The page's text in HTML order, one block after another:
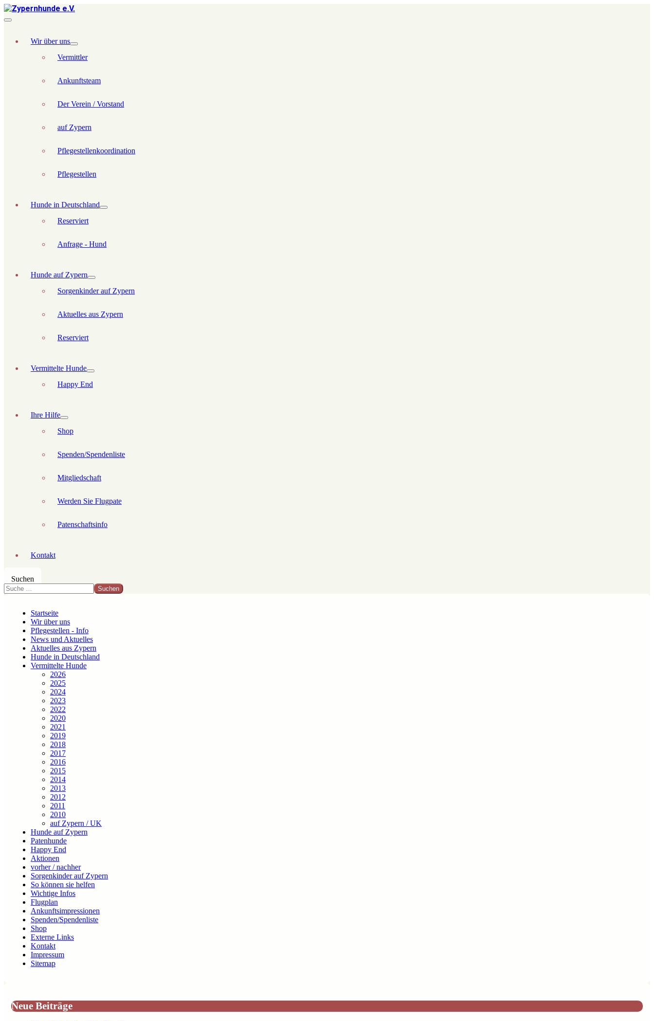
Wir über uns
Vermittler
Ankunftsteam
Der Verein / Vorstand
auf Zypern
Pflegestellenkoordination
Pflegestellen
Hunde in Deutschland
Reserviert
Anfrage - Hund
Hunde auf Zypern
Sorgenkinder auf Zypern
Aktuelles aus Zypern
Reserviert
Vermittelte Hunde
Happy End
Ihre Hilfe
Shop
Spenden/Spendenliste
Mitgliedschaft
Werden Sie Flugpate
Patenschaftsinfo
Kontakt
Suchen
Suchen
Startseite
Wir über uns
Pflegestellen - Info
News und Aktuelles
Aktuelles aus Zypern
Hunde in Deutschland
Vermittelte Hunde
2026
2025
2024
2023
2022
2020
2021
2019
2018
2017
2016
2015
2014
2013
2012
2011
2010
auf Zypern / UK
Hunde auf Zypern
Patenhunde
Happy End
Aktionen
vorher / nachher
Sorgenkinder auf Zypern
So können sie helfen
Wichtige Infos
Flugplan
Ankunftsimpressionen
Spenden/Spendenliste
Shop
Externe Links
Kontakt
Impressum
Sitemap
Neue Beiträge